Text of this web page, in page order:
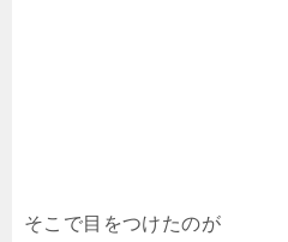
そこで目をつけたのが